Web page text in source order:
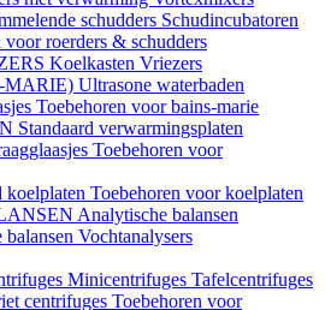
schudders Schudincubatoren
voor roerders & schudders
Koelkasten Vriezers
MARIE) Ultrasone waterbaden
Toebehoren voor bains-marie
Standaard verwarmingsplaten
Toebehoren voor
koelplaten Toebehoren voor koelplaten
Analytische balansen
balansen Vochtanalysers
Minicentrifuges Tafelcentrifuges
centrifuges Toebehoren voor